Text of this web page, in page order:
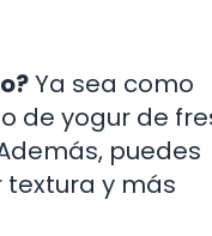
Ya sea como
de yogur de
puedes
y más